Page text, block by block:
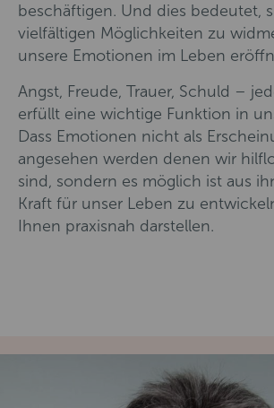
beschäftigen. Und dies bedeutet,
vielfältigen Möglichkeiten zu
unsere Emotionen im Leben
Angst, Freude, Trauer, Schuld –
erfüllt eine wichtige Funktion in
Dass Emotionen nicht als
angesehen werden denen wir
sind, sondern es möglich ist aus
Kraft für unser Leben zu
Ihnen praxisnah darstellen.